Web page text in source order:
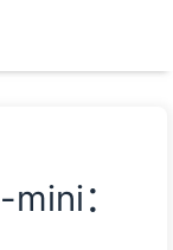
：